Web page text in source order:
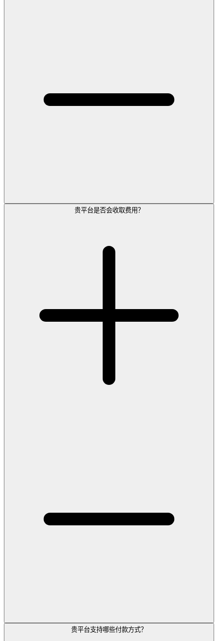
贵平台是否会收取费用？
贵平台支持哪些付款方式？